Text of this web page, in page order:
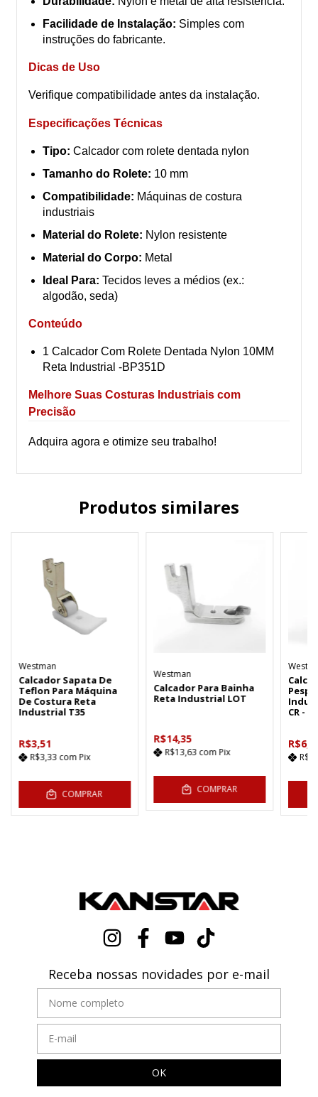
Facilidade de Instalação: Simples com
instruções do fabricante.
Dicas de Uso
Verifique compatibilidade antes da instalação.
Especificações Técnicas
Tipo: Calcador com rolete dentada nylon
Tamanho do Rolete: 10 mm
Compatibilidade: Máquinas de costura
industriais
Material do Rolete: Nylon resistente
Material do Corpo: Metal
Ideal Para: Tecidos leves a médios (ex.:
algodão, seda)
Conteúdo
1 Calcador Com Rolete Dentada Nylon 10MM
Reta Industrial -BP351D
Melhore Suas Costuras Industriais com
Precisão
Adquira agora e otimize seu trabalho!
Produtos similares
Westman
Calcador Sapata De
Teflon Para Máquina
De Costura Reta
Industrial T35
R$3,51
R$3,33 com Pix
COMPRAR
Westman
Calcador Para Bainha
Reta Industrial LOT
R$14,35
R$13,63 com Pix
COMPRAR
CR -
Receba nossas novidades por e-mail